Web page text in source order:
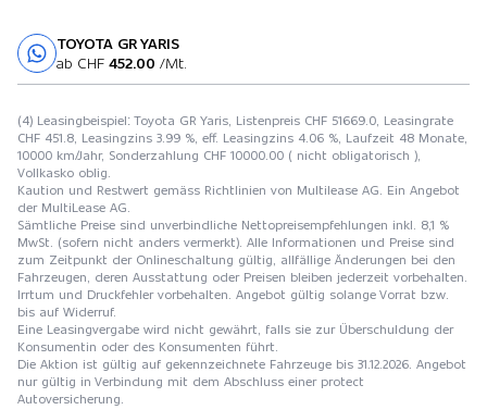
TOYOTA GR YARIS
ab CHF 452.00 /Mt.
(4) Leasingbeispiel: Toyota GR Yaris, Listenpreis CHF 51669.0, Leasingrate
CHF 451.8, Leasingzins 3.99 %, eff. Leasingzins 4.06 %, Laufzeit 48 Monate,
10000 km/Jahr, Sonderzahlung CHF 10000.00 ( nicht obligatorisch ),
Vollkasko oblig.
Kaution und Restwert gemäss Richtlinien von Multilease AG. Ein Angebot
der MultiLease AG.
Sämtliche Preise sind unverbindliche Nettopreisempfehlungen inkl. 8,1 %
MwSt. (sofern nicht anders vermerkt). Alle Informationen und Preise sind
zum Zeitpunkt der Onlineschaltung gültig, allfällige Änderungen bei den
Fahrzeugen, deren Ausstattung oder Preisen bleiben jederzeit vorbehalten.
Irrtum und Druckfehler vorbehalten. Angebot gültig solange Vorrat bzw.
bis auf Widerruf.
Eine Leasingvergabe wird nicht gewährt, falls sie zur Überschuldung der
Konsumentin oder des Konsumenten führt.
Die Aktion ist gültig auf gekennzeichnete Fahrzeuge bis 31.12.2026. Angebot
nur gültig in Verbindung mit dem Abschluss einer protect
Autoversicherung.